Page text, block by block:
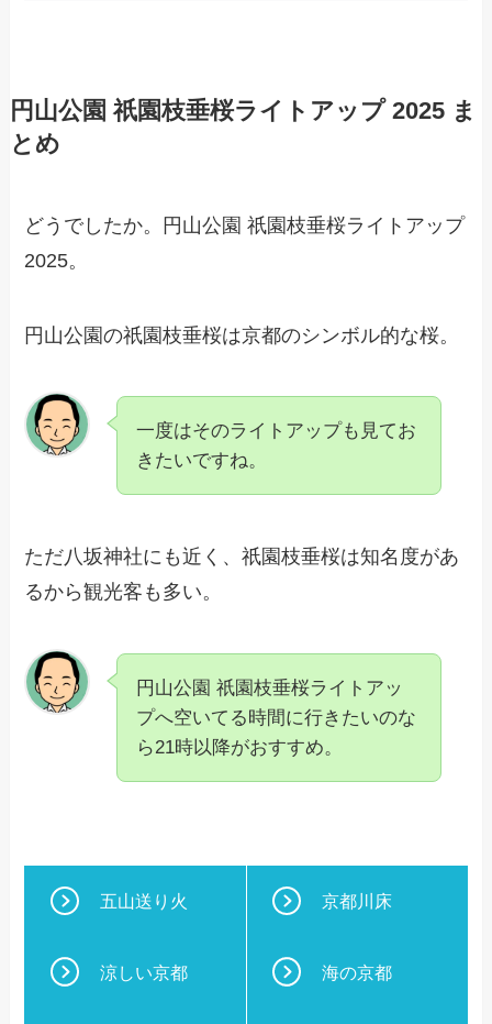
円山公園 祇園枝垂桜ライトアップ 2025 ま
とめ
どうでしたか。円山公園 祇園枝垂桜ライトアップ
2025。
円山公園の祇園枝垂桜は京都のシンボル的な桜。
一度はそのライトアップも見てお
きたいですね。
ただ八坂神社にも近く、祇園枝垂桜は知名度があ
るから観光客も多い。
円山公園 祇園枝垂桜ライトアッ
プへ空いてる時間に行きたいのな
ら21時以降がおすすめ。
五山送り火 京都川床
涼しい京都 海の京都